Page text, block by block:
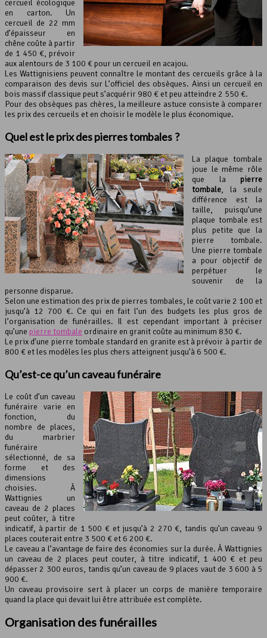
cercueil écologique
en carton. Un
cercueil de 22 mm
d’épaisseur en
chêne coûte à partir
de 1 450 €, prévoir
aux alentours de 3 100 € pour un cercueil en acajou.
Les Wattignisiens peuvent connaître le montant des cercueils grâce à la
comparaison des devis sur L’officiel des obsèques. Ainsi un cercueil en
bois massif classique peut s’acquérir 980 € et peu atteindre 2 550 €.
Pour des obsèques pas chères, la meilleure astuce consiste à comparer
les prix des cercueils et en choisir le modèle le plus économique.
Quel est le prix des pierres tombales ?
La plaque tombale
joue le même rôle
que la pierre
tombale, la seule
différence est la
taille, puisqu’une
plaque tombale est
plus petite que la
pierre tombale.
Une pierre tombale
a pour objectif de
perpétuer le
souvenir de la
personne disparue.
Selon une estimation des prix de pierres tombales, le coût varie 2 100 et
jusqu’à 12 700 €. Ce qui en fait l’un des budgets les plus gros de
l’organisation de funérailles. Il est cependant important à préciser
qu’une pierre tombale ordinaire en granit coûte au minimum 830 €.
Le prix d’une pierre tombale standard en granite est à prévoir à partir de
800 € et les modèles les plus chers atteignent jusqu’à 6 500 €.
Qu’est-ce qu’uncaveau funéraire
Le coût d’un caveau
funéraire varie en
fonction, du
nombre de places,
du marbrier
funéraire
sélectionné, de sa
forme et des
dimensions
choisies. À
Wattignies un
caveau de 2 places
peut coûter, à titre
indicatif, à partir de 1 500 € et jusqu’à 2 270 €, tandis qu’un caveau 9
places couterait entre 3 500 € et 6 200 €.
Le caveau a l’avantage de faire des économies sur la durée. À Wattignies
un caveau de 2 places peut couter, à titre indicatif, 1 400 € et peu
dépasser 2 300 euros, tandis qu’un caveau de 9 places vaut de 3 600 à 5
900 €.
Un caveau provisoire sert à placer un corps de manière temporaire
quand la place qui devait lui être attribuée est complète.
Organisation des funérailles